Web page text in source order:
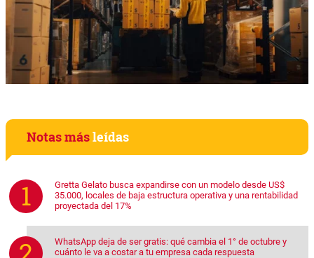
Notas másleídas
Gretta Gelato busca expandirse con un modelo desde US$
35.000, locales de baja estructura operativa y una rentabilidad
proyectada del 17%
WhatsApp deja de ser gratis: qué cambia el 1° de octubre y
cuánto le va a costar a tu empresa cada respuesta